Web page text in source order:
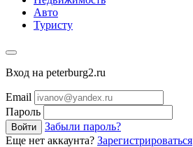
Авто
Туристу
Вход на peterburg2.ru
Email
Пароль
Войти
Забыли пароль?
Еще нет аккаунта? Зарегистрироваться